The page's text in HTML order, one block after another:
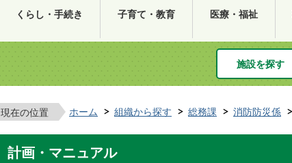
くらし・手続き 子育て・教育 医療・福祉
施設を探す
現在の位置 ホーム 組織から探す 総務課 消防防災係
計画・マニュアル